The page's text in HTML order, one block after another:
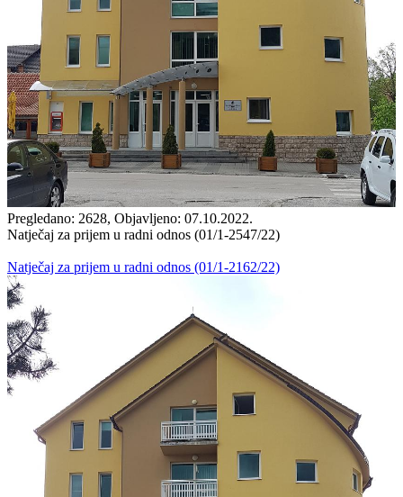
Pregledano: 2628, Objavljeno: 07.10.2022.
Natječaj za prijem u radni odnos (01/1-2547/22)
Natječaj za prijem u radni odnos (01/1-2162/22)